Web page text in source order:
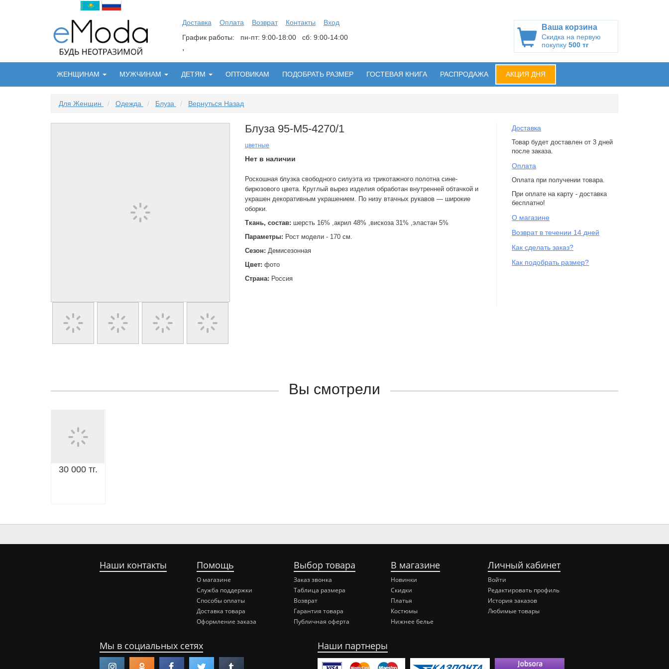
Доставка Оплата Возврат Контакты
Вход
График работы: пн-пт: 9:00-18:00 сб: 9:00-14:00
,
Ваша корзина
Скидка на первую
покупку 500 тг
ЖЕНЩИНАМ МУЖЧИНАМ ДЕТЯМ ОПТОВИКАМ ПОДОБРАТЬ РАЗМЕР ГОСТЕВАЯ КНИГА РАСПРОДАЖА АКЦИЯ ДНЯ
Для Женщин / Одежда / Блуза / Вернуться Назад
Блуза 95-М5-4270/1
цветные
Нет в наличии
Роскошная блузка свободного силуэта из трикотажного полотна сине-
бирюзового цвета. Круглый вырез изделия обработан внутренней обтачкой и
украшен декоративным украшением. По низу втачных рукавов — широкие
оборки.
Ткань, состав: шерсть 16% ,акрил 48% ,вискоза 31% ,эластан 5%
Параметры: Рост модели - 170 см.
Сезон: Демисезонная
Цвет: фото
Страна: Россия
Доставка
Товар будет доставлен от 3 дней
после заказа.
Оплата
Оплата при получении товара.
При оплате на карту - доставка
бесплатно!
О магазине
Возврат в течении 14 дней
Как сделать заказ?
Как подобрать размер?
Вы смотрели
30 000 тг.
Наши контакты Помощь
О магазине
Служба поддержки
Способы оплаты
Доставка товара
Оформление заказа
Выбор товара
Заказ звонка
Таблица размера
Возврат
Гарантия товара
Публичная оферта
В магазине
Новинки
Скидки
Платья
Костюмы
Нижнее белье
Личный кабинет
Войти
Редактировать профиль
История заказов
Любимые товары
Мы в социальных сетях Наши партнеры